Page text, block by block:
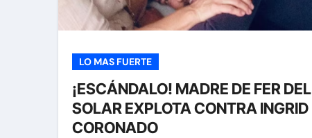
LO MAS FUERTE
¡ESCÁNDALO! MADRE DE FER DEL
SOLAR EXPLOTA CONTRA INGRID
CORONADO